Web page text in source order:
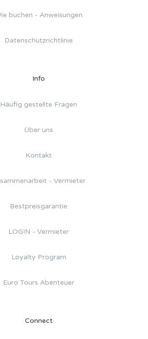
buchen - Anweisungen
Datenschutzrichtlinie
Info
Häufig gestellte Fragen
Über uns
Kontakt
- Vermieter
Bestpreisgarantie
LOGIN - Vermieter
Loyalty Program
Euro Tours Abenteuer
Connect